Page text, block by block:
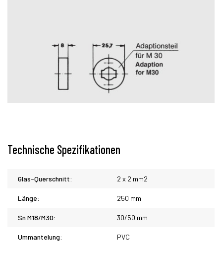
Technische Spezifikationen
Glas-Querschnitt: 2 x 2 mm2
Länge: 250 mm
Sn M18/M30: 30/50 mm
Ummantelung: PVC